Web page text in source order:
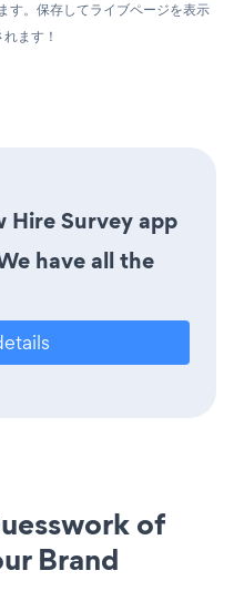
す。保存してライブページを表示
ます！
Hire Survey app
have all the
of
Brand